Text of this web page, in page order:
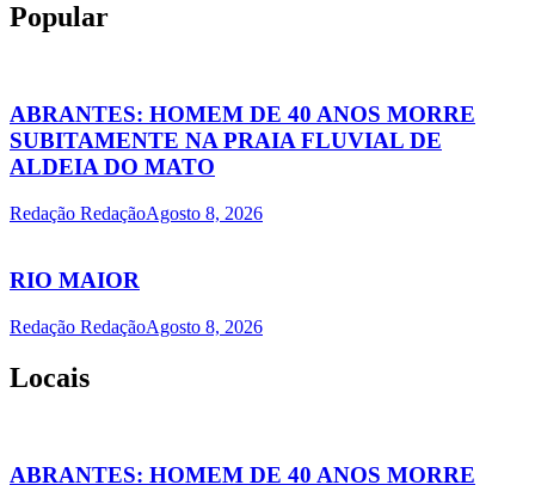
Popular
ABRANTES: HOMEM DE 40 ANOS MORRE
SUBITAMENTE NA PRAIA FLUVIAL DE
ALDEIA DO MATO
Redação RedaçãoAgosto 8, 2026
RIO MAIOR
Redação RedaçãoAgosto 8, 2026
Locais
ABRANTES: HOMEM DE 40 ANOS MORRE